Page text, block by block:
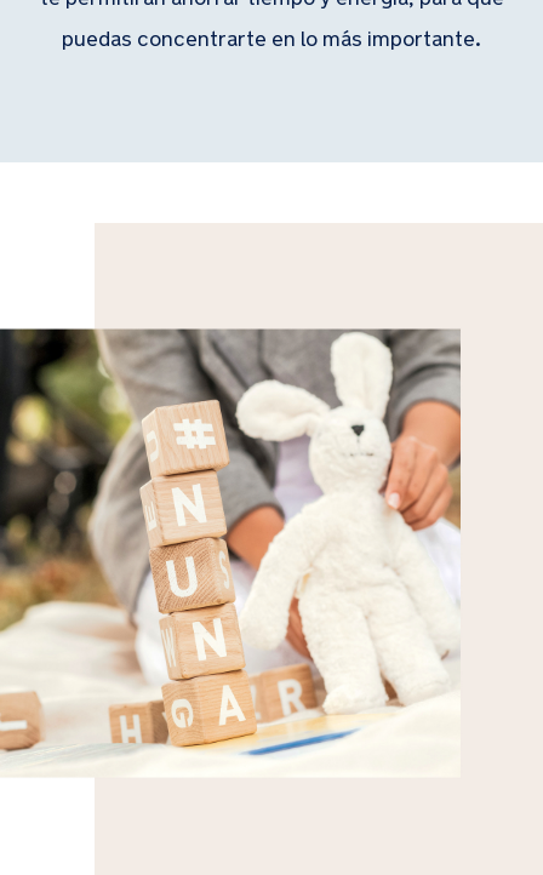
puedas concentrarte en lo más importante.